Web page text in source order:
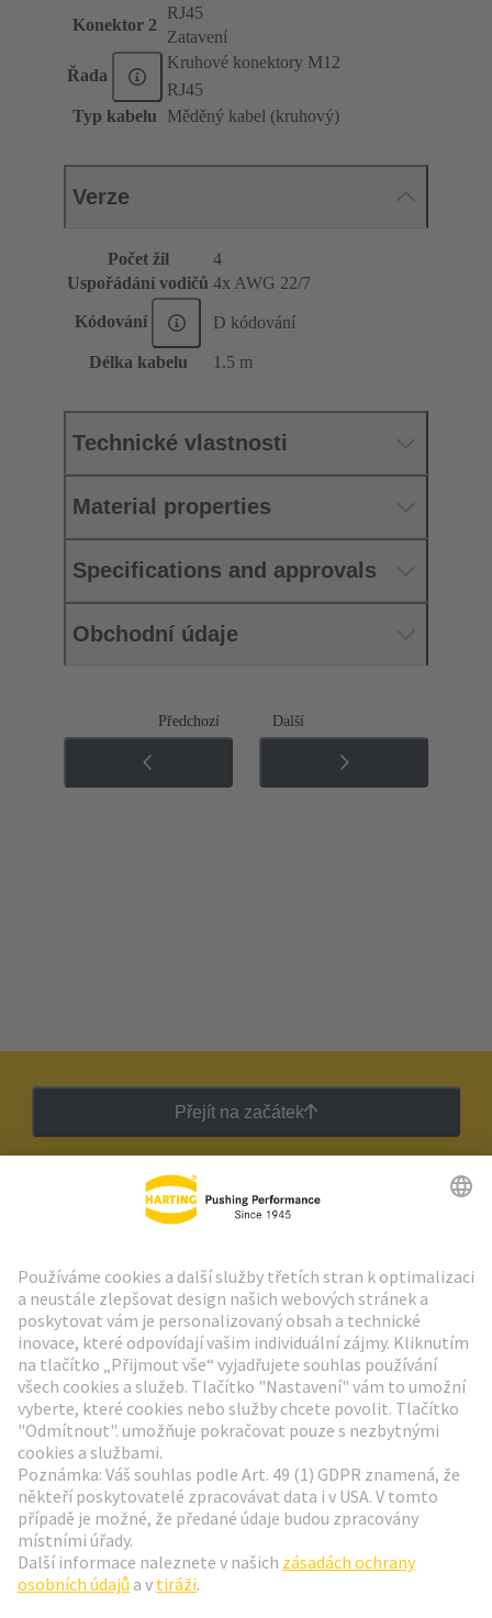
Konektor 2
RJ45
Zatavení
Řada
Kruhové konektory M12
RJ45
Typ kabelu
Měděný kabel (kruhový)
Verze
Počet žil
4
Uspořádání vodičů 4x AWG 22/7
Kódování D kódování
Délka kabelu 1.5 m
Technické vlastnosti
Material properties
Specifications and approvals
Obchodní údaje
Předchozí Další
Přejít na začátek
Zpravodaj HARTING
Přejít na registraci
Social Media
Česká republika